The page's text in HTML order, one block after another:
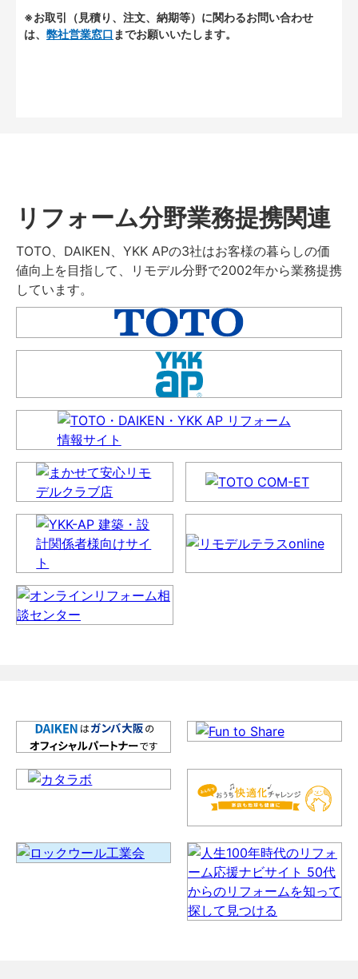
※お取引（見積り、注文、納期等）に関わるお問い合わせ
は、 弊社営業窓口 までお願いいたします。
リフォーム分野業務提携関連
TOTO、DAIKEN、YKK APの3社はお客様の暮らしの価
値向上を目指して、リモデル分野で2002年から業務提携
しています。